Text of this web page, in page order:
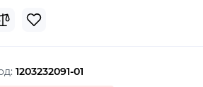
1203232091-01